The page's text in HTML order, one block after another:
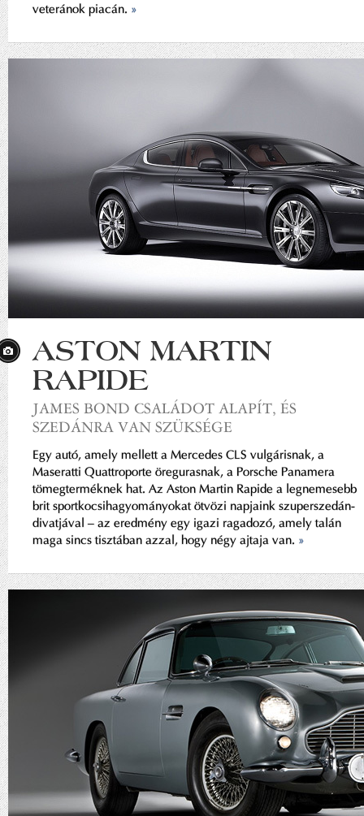
veteránok piacán. »
ASTON MARTIN
RAPIDE
JAMES BOND CSALÁDOT ALAPÍT, ÉS
SZEDÁNRA VAN SZÜKSÉGE
Egy autó, amely mellett a Mercedes CLS vulgárisnak, a
Maseratti Quattroporte öregurasnak, a Porsche Panamera
tömegterméknek hat. Az Aston Martin Rapide a legnemesebb
brit sportkocsihagyományokat ötvözi napjaink szuperszedán-
divatjával – az eredmény egy igazi ragadozó, amely talán
maga sincs tisztában azzal, hogy négy ajtaja van. »